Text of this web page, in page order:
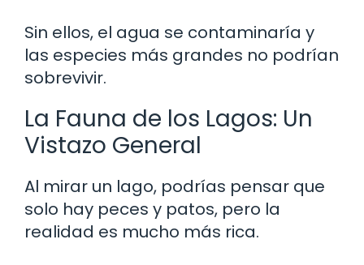
Sin ellos, el agua se contaminaría y
las especies más grandes no podrían
sobrevivir.
La Fauna de los Lagos: Un
Vistazo General
Al mirar un lago, podrías pensar que
solo hay peces y patos, pero la
realidad es mucho más rica.